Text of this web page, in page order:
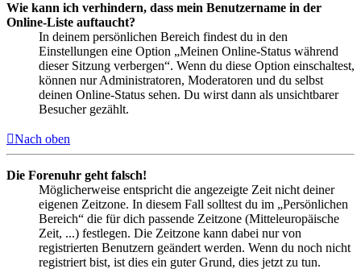
Wie kann ich verhindern, dass mein Benutzername in der
Online-Liste auftaucht?
In deinem persönlichen Bereich findest du in den
Einstellungen eine Option „Meinen Online-Status während
dieser Sitzung verbergen“. Wenn du diese Option einschaltest,
können nur Administratoren, Moderatoren und du selbst
deinen Online-Status sehen. Du wirst dann als unsichtbarer
Besucher gezählt.
Nach oben
Die Forenuhr geht falsch!
Möglicherweise entspricht die angezeigte Zeit nicht deiner
eigenen Zeitzone. In diesem Fall solltest du im „Persönlichen
Bereich“ die für dich passende Zeitzone (Mitteleuropäische
Zeit, ...) festlegen. Die Zeitzone kann dabei nur von
registrierten Benutzern geändert werden. Wenn du noch nicht
registriert bist, ist dies ein guter Grund, dies jetzt zu tun.